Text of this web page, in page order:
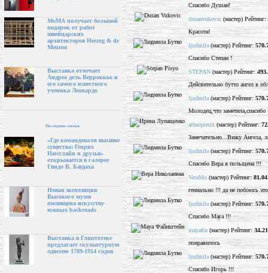
МоМА получает большой
подарок от работ
швейцарских
архитекторов Herzog & de
Meuron
Выставка отмечает
Андреа дель Верроккьо и
его самого известного
ученика Леонардо
Последние статьи
«Где командовали высшие
существа: Генрих
Нюссляйн и друзья»
открывается в галерее
Гвидо В. Баудаха
Новая экспозиция
Высокого музея
посвящена искусству
южных backroads
Выставка в Глиптотеке
предлагает скульптурную
одиссею 1789-1914 годов
Спасибо Душан!
dusanvukovic (мастер) Рейтинг:
Красота!
ljudmila (мастер) Рейтинг:
Спасибо Степан !
STEPAN (мастер) Рейтинг:
Дейсвительно бутто ангел в
ljudmila (мастер) Рейтинг:
Молодец,что заметила,спасибо
arheopterix (мастер) Рейтинг:
Замечательно...Вижу Ангела,
ljudmila (мастер) Рейтинг:
Спасибо Вера я польщена !!!
VeraMo (мастер) Рейтинг: 81.04
гениально !!! да не побоюсь
ljudmila (мастер) Рейтинг:
Спасибо Мауа !!!
mayafin (мастер) Рейтинг: 34.21
понравилось
ljudmila (мастер) Рейтинг:
Спасибо Игорь !!!